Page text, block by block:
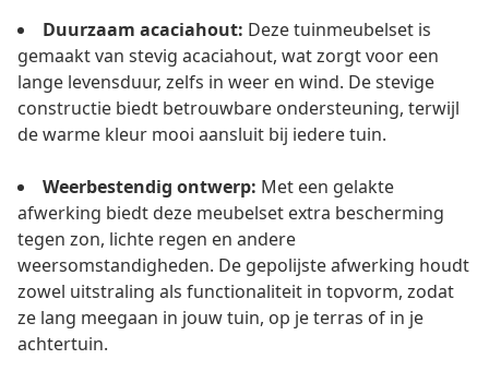
Duurzaam acaciahout: Deze tuinmeubelset is
gemaakt van stevig acaciahout, wat zorgt voor een
lange levensduur, zelfs in weer en wind. De stevige
constructie biedt betrouwbare ondersteuning, terwijl
de warme kleur mooi aansluit bij iedere tuin.
Weerbestendig ontwerp: Met een gelakte
afwerking biedt deze meubelset extra bescherming
tegen zon, lichte regen en andere
weersomstandigheden. De gepolijste afwerking houdt
zowel uitstraling als functionaliteit in topvorm, zodat
ze lang meegaan in jouw tuin, op je terras of in je
achtertuin.